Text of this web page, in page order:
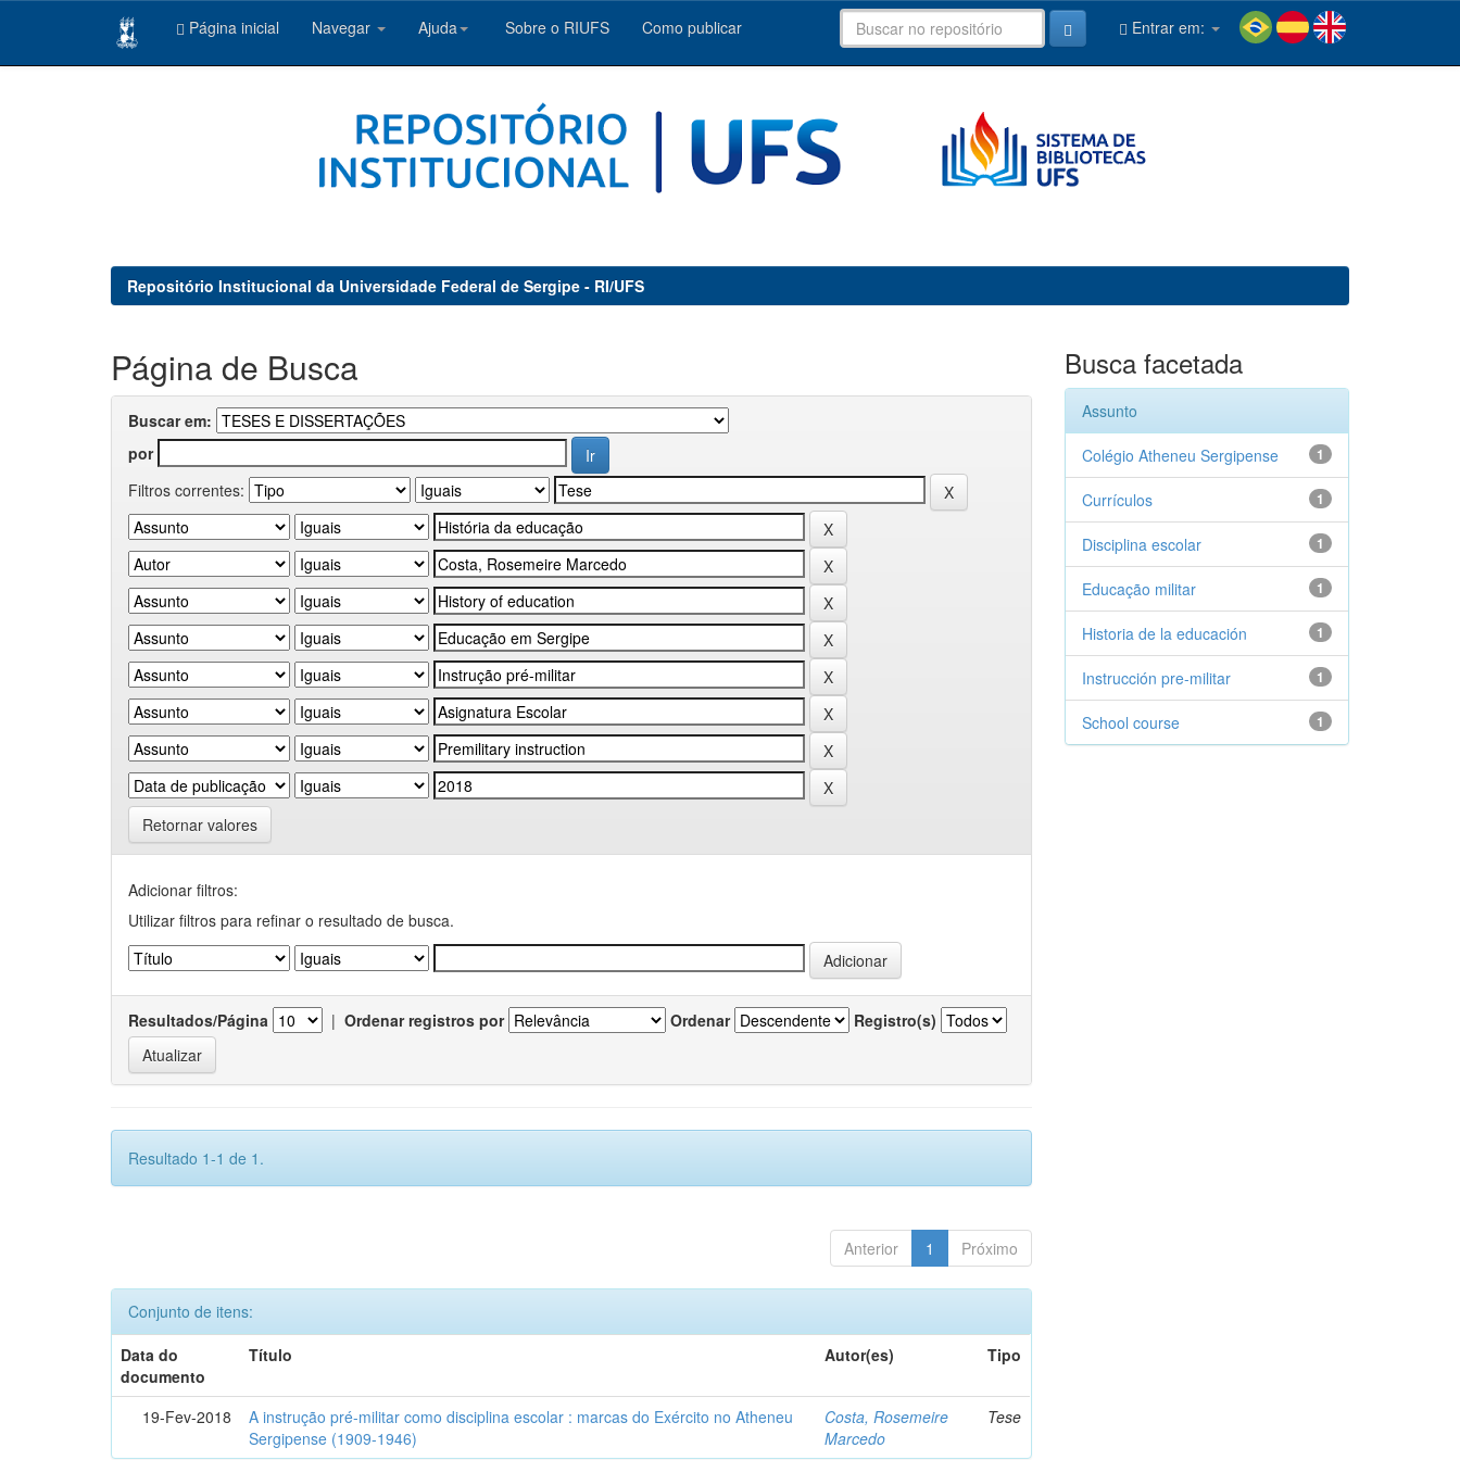
Página inicial Navegar Ajuda Sobre o RIUFS Como publicar Entrar em:
Repositório Institucional da Universidade Federal de Sergipe - RI/UFS
Página de Busca
Buscar em:
por
Filtros correntes:
Retornar valores
Adicionar filtros:
Utilizar filtros para refinar o resultado de busca.
Resultados/Página | Ordenar registros por Ordenar Registro(s)
Resultado 1-1 de 1.
Anterior 1 Próximo
Conjunto de itens:
Data do
documento
Título Autor(es) Tipo
19-Fev-2018
A instrução pré-militar como disciplina escolar : marcas do Exército no Atheneu
Sergipense (1909-1946)
Costa, Rosemeire
Marcedo
Tese
Busca facetada
Assunto
1
Colégio Atheneu Sergipense
1
Currículos
1
Disciplina escolar
1
Educação militar
1
Historia de la educación
1
Instrucción pre-militar
1
School course